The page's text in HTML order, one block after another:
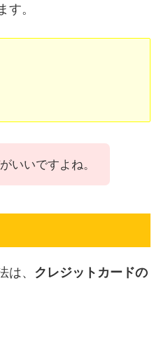
す。
いいですよね。
は、 クレジットカードの